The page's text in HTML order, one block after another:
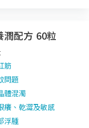
配方 60粒
筋
問題
體混濁
癢、乾澀及敏感
浮腫